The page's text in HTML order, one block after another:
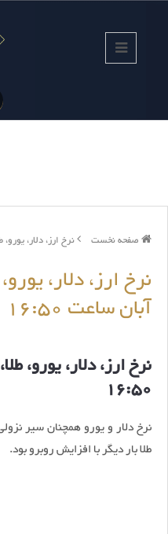
صفحه نخست نرخ ارز، دلار، یورو، طلا، سکه
آبان ساعت 16:50
16:50
نرخ دلار و یورو همچنان سیر
طلا بار دیگر با افزایش روبرو بود.